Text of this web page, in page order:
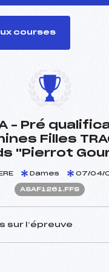
courses
– Pré
Filles
"Pierrot
Dames 07/04/
ASAF1261.FFS
sur l’épreuve